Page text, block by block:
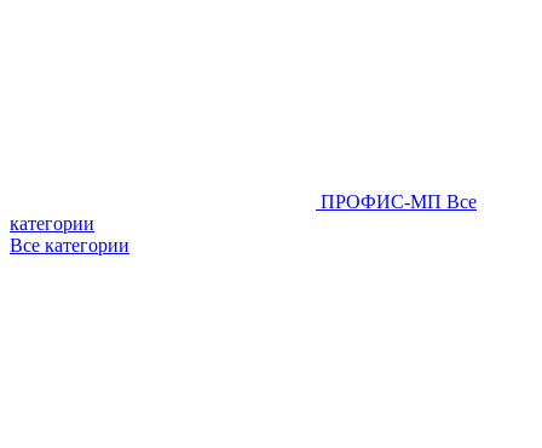
ПРОФИС-МП Все
категории
Все категории